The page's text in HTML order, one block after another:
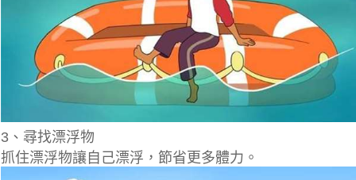
3、尋找漂浮物
抓住漂浮物讓自己漂浮，節省更多體力。